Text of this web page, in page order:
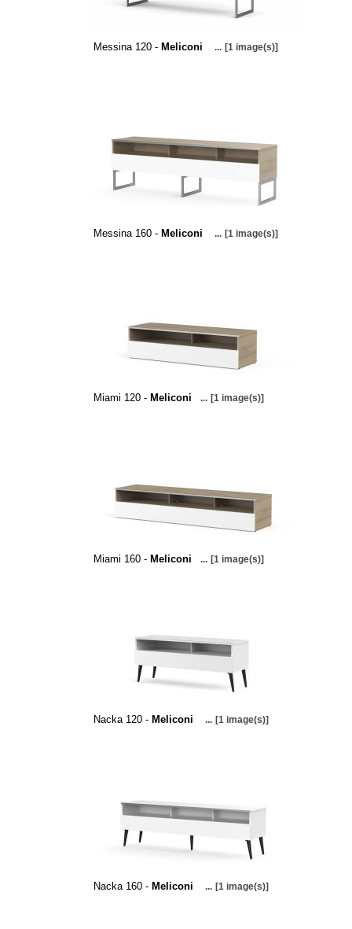
Messina 120 - Meliconi ... [1 image(s)]
Messina 160 - Meliconi ... [1 image(s)]
Miami 120 - Meliconi ... [1 image(s)]
Miami 160 - Meliconi ... [1 image(s)]
Nacka 120 - Meliconi ... [1 image(s)]
Nacka 160 - Meliconi ... [1 image(s)]